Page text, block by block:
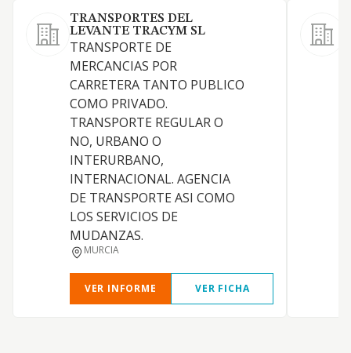
TRANSPORTES DEL
LEVANTE TRACYM SL
TRANSPORTE DE
MERCANCIAS POR
CARRETERA TANTO PUBLICO
COMO PRIVADO.
TRANSPORTE REGULAR O
NO, URBANO O
INTERURBANO,
INTERNACIONAL. AGENCIA
DE TRANSPORTE ASI COMO
LOS SERVICIOS DE
MUDANZAS.
MURCIA
VER INFORME VER FICHA